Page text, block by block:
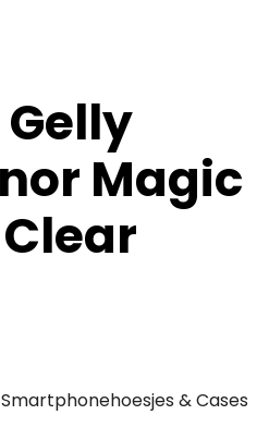
Magic
Clear
Smartphonehoesjes & Cases